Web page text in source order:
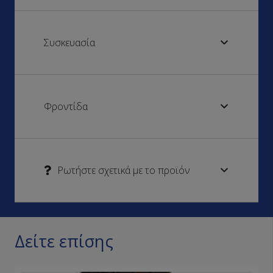
Συσκευασία
Φροντίδα
Ρωτήστε σχετικά με το προϊόν
Δείτε επίσης